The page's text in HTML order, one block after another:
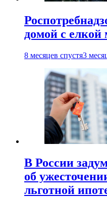
домой с елкой
8 месяцев спустя3
В России
об
льготной